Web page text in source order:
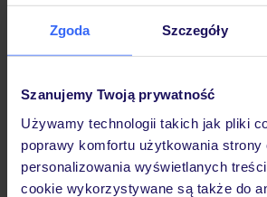
Zgoda Szczegóły
Szanujemy Twoją prywatność
Używamy technologii takich jak pliki
poprawy komfortu użytkowania strony
personalizowania wyświetlanych
cookie wykorzystywane są także do
GRECJA / RODOS